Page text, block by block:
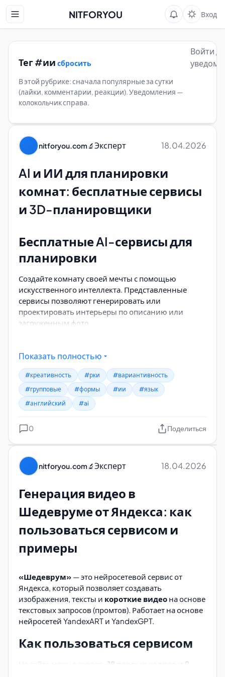
NITFORYOU Вход
Тег #ии сбросить
В этой рубрике: сначала популярные за сутки
(лайки, комментарии, реакции). Уведомления —
колокольчик справа.
Войти
nitforyou.com🔬Эксперт 18.04.2026
AI и ИИ для планировки
комнат: бесплатные сервисы
и 3D-планировщики
Бесплатные AI-сервисы для
планировки
Создайте комнату своей мечты с помощью
искусственного интеллекта. Представленные
сервисы позволяют генерировать или
проектировать интерьеры по описанию или
загруженным фото.
https://room-design.ai/design/service.php
Бесплатно:3 фото в день
https://airoomplanner.com/
https://imgcreator.zmo.ai/
https://ru.reroom.ai/
https://interiorai.com/
https://www.zmo.ai/room-planner/
https://www.lexset.ai/
https://www.designsense.ai/
Классические 3D-
планировщики
Эти инструменты предлагают более
интерьеров с возможностью ручной расстановки
Показать полностью
#креативность #рки
#вариантивность
#групповые
#формы #ии
#язык
#английский
#ai
0 Поделиться
nitforyou.com🔬Эксперт 18.04.2026
Генерация видео в
Шедевруме от Яндекса: как
пользоваться сервисом и
примеры
«Шедеврум» — это нейросетевой сервис от
Яндекса, который позволяет создавать
изображения, тексты и короткие видео на основе
текстовых запросов (промтов). Работает на основе
нейросетей YandexART и YandexGPT.
Как пользоваться сервисом
На сайте можно создать 18 первых кадров и 9